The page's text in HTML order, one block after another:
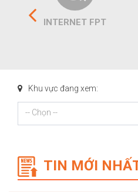
INTERNET FPT
Khu vực đang xem:
-- Chọn --
TIN MỚI